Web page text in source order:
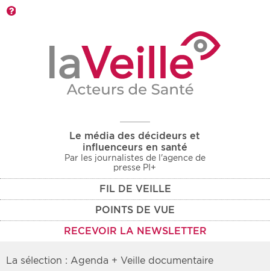
Le média des décideurs et
influenceurs en santé
Par les journalistes de l'agence de
presse PI+
FIL DE VEILLE
POINTS DE VUE
RECEVOIR LA NEWSLETTER
La sélection : Agenda + Veille documentaire